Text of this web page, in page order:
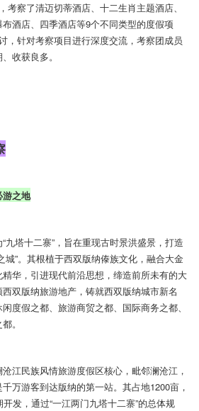
考察了清迈切蒂酒店、十二生肖主题酒店、
酒店、四季酒店等9个不同类型的度假项
，针对考察项目进行深度交流，考察团成员
收获良多。
之地
九塔十二寨”，旨在重现古时景洪盛景，打造
城”。其根植于西双版纳傣族文化，融合大金
华，引进现代前沿思想，缔造前所未有的大
双版纳旅游地产，铸就西双版纳城市新名
度假之都、旅游商贸之都、国际商务之都、
。
江民族风情旅游度假区核心，毗邻澜沧江，
万游客到达版纳的第一站。其占地1200亩，
发，通过“一江两门九塔十二寨”的总体规